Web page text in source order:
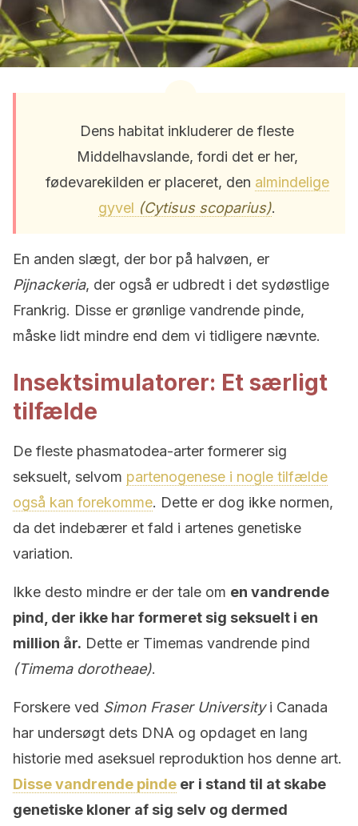
Dens habitat inkluderer de fleste
Middelhavslande, fordi det er her,
fødevarekilden er placeret, den almindelige
gyvel (Cytisus scoparius).
En anden slægt, der bor på halvøen, er
Pijnackeria, der også er udbredt i det sydøstlige
Frankrig. Disse er grønlige vandrende pinde,
måske lidt mindre end dem vi tidligere nævnte.
Insektsimulatorer: Et særligt
tilfælde
De fleste phasmatodea-arter formerer sig
seksuelt, selvom partenogenese i nogle tilfælde
også kan forekomme. Dette er dog ikke normen,
da det indebærer et fald i artenes genetiske
variation.
Ikke desto mindre er der tale om en vandrende
pind, der ikke har formeret sig seksuelt i en
million år. Dette er Timemas vandrende pind
(Timema dorotheae).
Forskere ved Simon Fraser Universityi Canada
har undersøgt dets DNA og opdaget en lang
historie med aseksuel reproduktion hos denne art.
Disse vandrende pinde er i stand til at skabe
genetiske kloner af sig selv og dermed